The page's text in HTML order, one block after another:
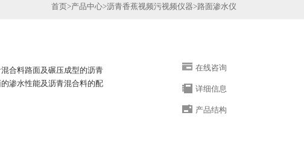
首页>产品中心>沥青香蕉视频污视频仪器>路面渗水仪
合料路面及碾压成型的沥青
的渗水性能及沥青混合料的配
在线咨询
详细信息
产品结构